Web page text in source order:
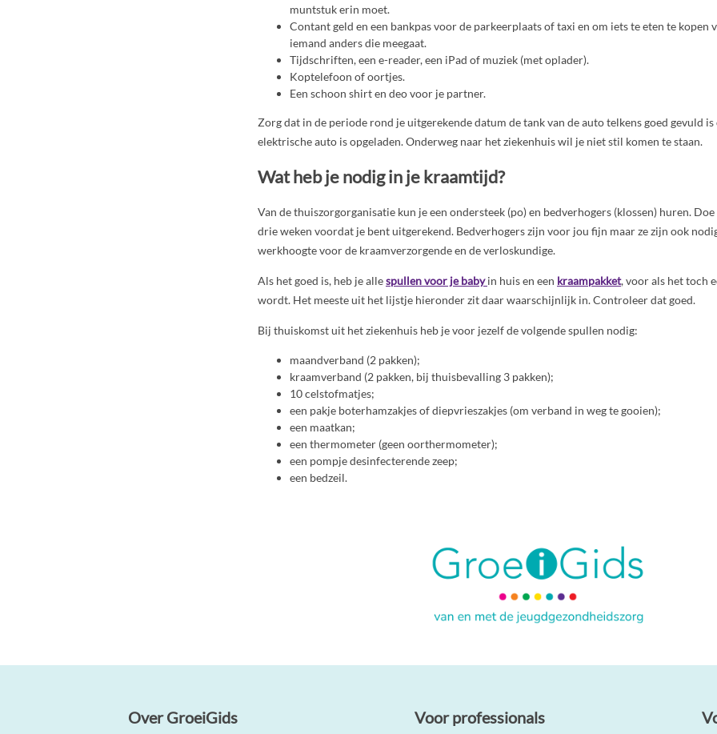
muntstuk erin moet.
Contant geld en een bankpas voor de parkeerplaats of taxi en om iets te eten te kopen
iemand anders die meegaat.
Tijdschriften, een e-reader, een iPad of muziek (met oplader).
Koptelefoon of oortjes.
Een schoon shirt en deo voor je partner.
Zorg dat in de periode rond je uitgerekende datum de tank van de auto telkens goed gevuld is
elektrische auto is opgeladen. Onderweg naar het ziekenhuis wil je niet stil komen te staan.
Wat heb je nodig in je kraamtijd?
Van de thuiszorgorganisatie kun je een ondersteek (po) en bedverhogers (klossen) huren.
drie weken voordat je bent uitgerekend. Bedverhogers zijn voor jou fijn maar ze zijn ook
werkhoogte voor de kraamverzorgende en de verloskundige.
Als het goed is, heb je allespullen voor je babyin huis en een kraampakket, voor als het toch
wordt. Het meeste uit het lijstje hieronder zit daar waarschijnlijk in. Controleer dat goed.
Bij thuiskomst uit het ziekenhuis heb je voor jezelf de volgende spullen nodig:
maandverband (2 pakken);
kraamverband (2 pakken, bij thuisbevalling 3 pakken);
10 celstofmatjes;
een pakje boterhamzakjes of diepvrieszakjes (om verband in weg te gooien);
een maatkan;
een thermometer (geen oorthermometer);
een pompje desinfecterende zeep;
een bedzeil.
Over GroeiGids Voor professionals